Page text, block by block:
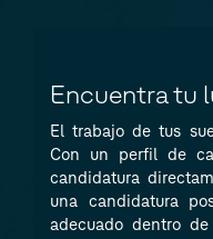
Encuentra tu
El trabajo de tus
Con un perfil de
candidatura
una candidatura
adecuado dentro